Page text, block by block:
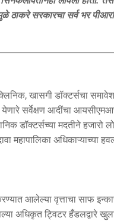
ठाकरे सरकारचा सर्व भर
क्लिनिक, खासगी डॉक्टर्सचा
सर्वेक्षण आदींचा
डॉक्टर्सच्या मदतीने
महापालिका अधिकाऱ्याच्या
आलेल्या वृत्ताचा साफ
अधिकृत ट्विटर हँडलद्वारे